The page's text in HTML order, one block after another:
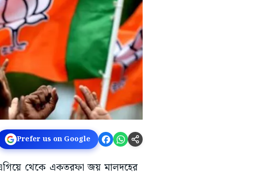
Prefer us on Google
থেকে একতরফা জয় মালদহের